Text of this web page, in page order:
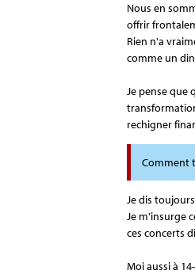
Nous en
offrir
Rien n'a
comme un
Je pense que
rechigner
Comment
Je dis
Je m'insurge
ces concerts
Moi aussi à